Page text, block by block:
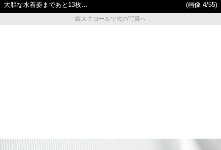
大胆な水着姿まであと13枚…
(画像 4/55)
縦スクロールで次の写真へ